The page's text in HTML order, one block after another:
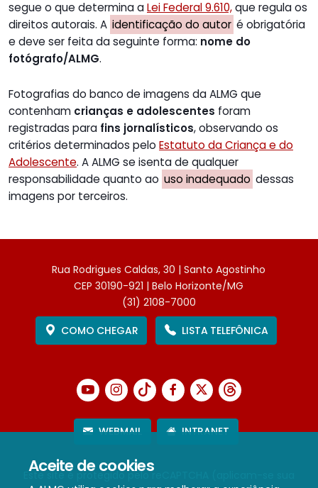
Aceite de cookies
segue o que determina aLei Federal 9.610,que regula os
direitos autorais. A identificação do autor é obrigatória
e deve ser feita da seguinte forma: nome do
fotógrafo/ALMG.
Fotografias do banco de imagens da ALMG que
contenham crianças e adolescentes foram
registradas para fins jornalísticos, observando os
critérios determinados pelo Estatuto da Criança e do
Adolescente. A ALMG se isenta de qualquer
responsabilidade quanto ao uso inadequado dessas
imagens por terceiros.
Rua Rodrigues Caldas, 30 | Santo Agostinho
CEP 30190-921 | Belo Horizonte/MG
(31) 2108-7000
COMO CHEGAR
LISTA TELEFÔNICA
WEBMAIL INTRANET
Este site é protegido pelo reCAPTCHA (aplicam-se sua